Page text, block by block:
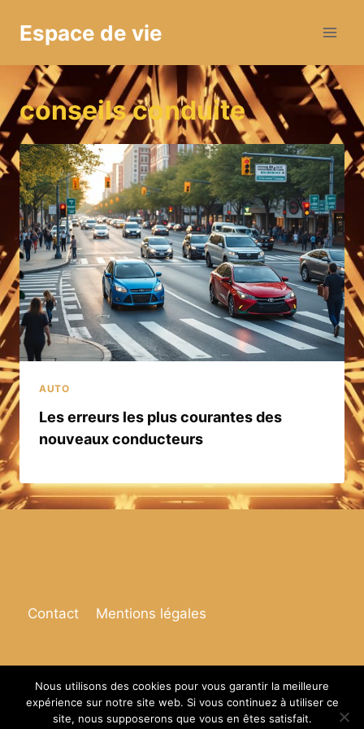
Espace de vie
conseils conduite
AUTO
Les erreurs les plus courantes des
nouveaux conducteurs
Contact Mentions légales
© 2026 Espace de vie
Nous utilisons des cookies pour vous garantir la meilleure
expérience sur notre site web. Si vous continuez à utiliser ce
site, nous supposerons que vous en êtes satisfait.